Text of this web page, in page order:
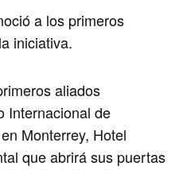
a los primeros
iniciativa.
aliados
Internacional de
Monterrey, Hotel
que abrirá sus puertas